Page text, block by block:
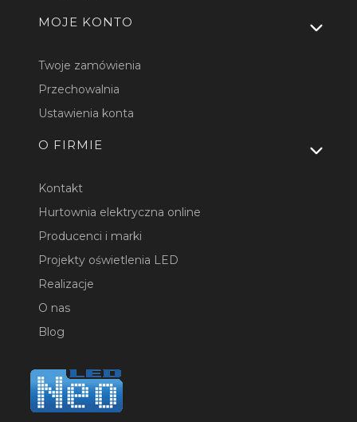
MOJE KONTO
Twoje zamówienia
Przechowalnia
Ustawienia konta
O FIRMIE
Kontakt
Hurtownia elektryczna online
Producenci i marki
Projekty oświetlenia LED
Realizacje
O nas
Blog